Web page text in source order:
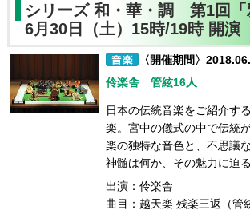
シリーズ 和・華・調 第1回「
6月30日（土）15時/19時 開
〈開催期間〉
伶楽舎 管絃16人
日本の伝統音楽をご紹介す
楽。宮中の儀式の中で伝統
楽の独特な音色と、不思議
神髄は何か、その魅力に迫る
出演：伶楽舎
曲目：越天楽 残楽三返（管